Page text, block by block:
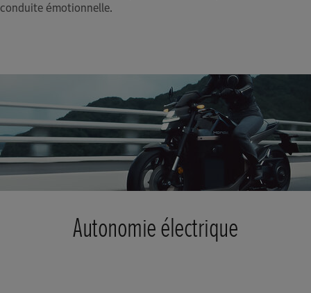
conduite émotionnelle.
Autonomie électrique